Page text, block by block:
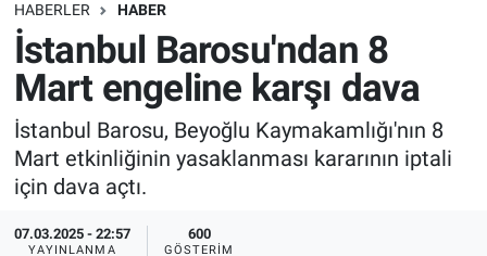
HABERLER HABER
İstanbul Barosu'ndan 8
Mart engeline karşı dava
İstanbul Barosu, Beyoğlu Kaymakamlığı'nın 8
Mart etkinliğinin yasaklanması kararının iptali
için dava açtı.
07.03.2025 - 22:57
YAYINLANMA
600
GÖSTERIM
Bilim turu
Bilim ve Teknoloji Evreni
Doğa Konuşuyor
Dünya
Ege Saati
Dünya
Teknoloji
Sağlık
Spor
Yayın Akışı
Trafik Durumu
Süper Lig Puan Durumu ve Fikstür
Tüm Manşetler
Son Dakika Haberleri
Haber Arşivi